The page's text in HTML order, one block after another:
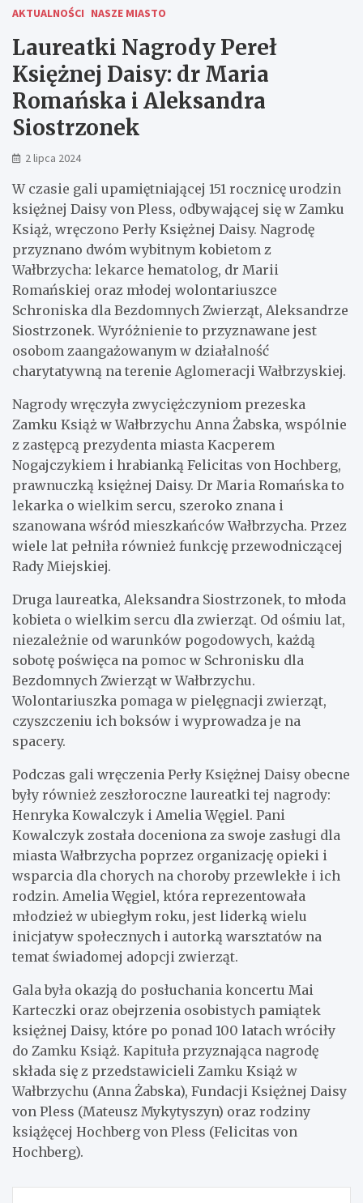
AKTUALNOŚCI NASZE MIASTO
Laureatki Nagrody Pereł
Księżnej Daisy: dr Maria
Romańska i Aleksandra
Siostrzonek
2 lipca 2024
W czasie gali upamiętniającej 151 rocznicę urodzin
księżnej Daisy von Pless, odbywającej się w Zamku
Książ, wręczono Perły Księżnej Daisy. Nagrodę
przyznano dwóm wybitnym kobietom z
Wałbrzycha: lekarce hematolog, dr Marii
Romańskiej oraz młodej wolontariuszce
Schroniska dla Bezdomnych Zwierząt, Aleksandrze
Siostrzonek. Wyróżnienie to przyznawane jest
osobom zaangażowanym w działalność
charytatywną na terenie Aglomeracji Wałbrzyskiej.
Nagrody wręczyła zwyciężczyniom prezeska
Zamku Książ w Wałbrzychu Anna Żabska, wspólnie
z zastępcą prezydenta miasta Kacperem
Nogajczykiem i hrabianką Felicitas von Hochberg,
prawnuczką księżnej Daisy. Dr Maria Romańska to
lekarka o wielkim sercu, szeroko znana i
szanowana wśród mieszkańców Wałbrzycha. Przez
wiele lat pełniła również funkcję przewodniczącej
Rady Miejskiej.
Druga laureatka, Aleksandra Siostrzonek, to młoda
kobieta o wielkim sercu dla zwierząt. Od ośmiu lat,
niezależnie od warunków pogodowych, każdą
sobotę poświęca na pomoc w Schronisku dla
Bezdomnych Zwierząt w Wałbrzychu.
Wolontariuszka pomaga w pielęgnacji zwierząt,
czyszczeniu ich boksów i wyprowadza je na
spacery.
Podczas gali wręczenia Perły Księżnej Daisy obecne
były również zeszłoroczne laureatki tej nagrody:
Henryka Kowalczyk i Amelia Węgiel. Pani
Kowalczyk została doceniona za swoje zasługi dla
miasta Wałbrzycha poprzez organizację opieki i
wsparcia dla chorych na choroby przewlekłe i ich
rodzin. Amelia Węgiel, która reprezentowała
młodzież w ubiegłym roku, jest liderką wielu
inicjatyw społecznych i autorką warsztatów na
temat świadomej adopcji zwierząt.
Gala była okazją do posłuchania koncertu Mai
Karteczki oraz obejrzenia osobistych pamiątek
księżnej Daisy, które po ponad 100 latach wróciły
do Zamku Książ. Kapituła przyznająca nagrodę
składa się z przedstawicieli Zamku Książ w
Wałbrzychu (Anna Żabska), Fundacji Księżnej Daisy
von Pless (Mateusz Mykytyszyn) oraz rodziny
książęcej Hochberg von Pless (Felicitas von
Hochberg).